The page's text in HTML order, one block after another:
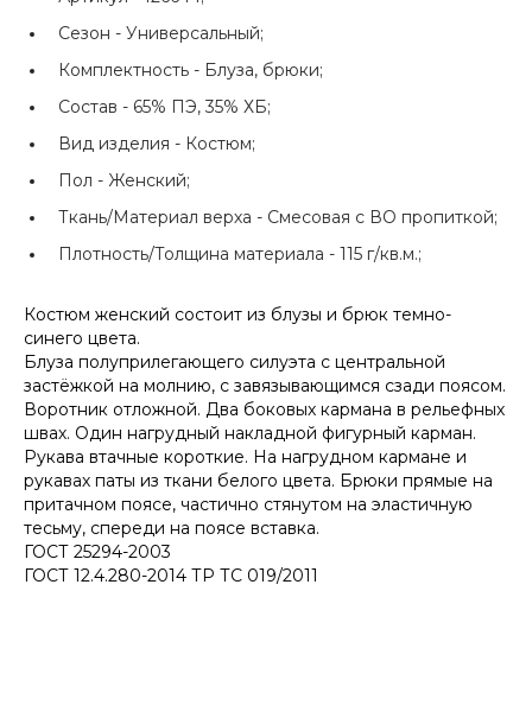
Сезон - Универсальный;
Комплектность - Блуза, брюки;
Состав - 65% ПЭ, 35% ХБ;
Вид изделия - Костюм;
Пол - Женский;
Ткань/Материал верха - Смесовая с ВО пропиткой;
Плотность/Толщина материала - 115 г/кв.м.;
Костюм женский состоит из блузы и брюк темно-
синего цвета.
Блуза полуприлегающего силуэта с центральной
застёжкой на молнию, с завязывающимся сзади поясом.
Воротник отложной. Два боковых кармана в рельефных
швах. Один нагрудный накладной фигурный карман.
Рукава втачные короткие. На нагрудном кармане и
рукавах паты из ткани белого цвета. Брюки прямые на
притачном поясе, частично стянутом на эластичную
тесьму, спереди на поясе вставка.
ГОСТ 25294-2003
ГОСТ 12.4.280-2014 ТР ТС 019/2011